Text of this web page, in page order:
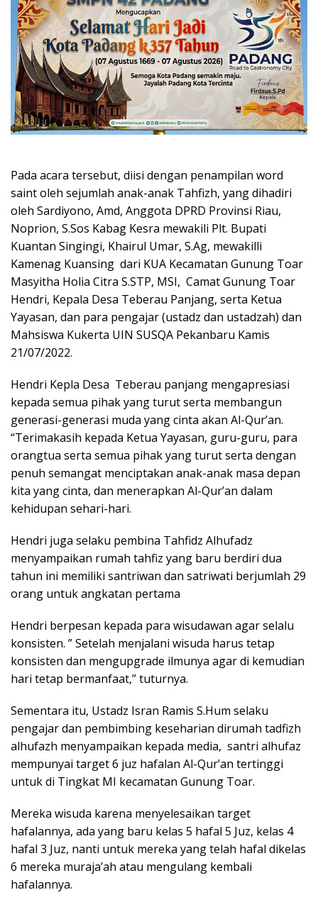
Pada acara tersebut, diisi dengan penampilan word
saint oleh sejumlah anak-anak Tahfizh, yang dihadiri
oleh Sardiyono, Amd, Anggota DPRD Provinsi Riau,
Noprion, S.Sos Kabag Kesra mewakili Plt. Bupati
Kuantan Singingi, Khairul Umar, S.Ag, mewakilli
Kamenag Kuansing dari KUA Kecamatan Gunung Toar
Masyitha Holia Citra S.STP, MSI, Camat Gunung Toar
Hendri, Kepala Desa Teberau Panjang, serta Ketua
Yayasan, dan para pengajar (ustadz dan ustadzah) dan
Mahsiswa Kukerta UIN SUSQA Pekanbaru Kamis
21/07/2022.
Hendri Kepla Desa Teberau panjang mengapresiasi
kepada semua pihak yang turut serta membangun
generasi-generasi muda yang cinta akan Al-Qur’an.
“Terimakasih kepada Ketua Yayasan, guru-guru, para
orangtua serta semua pihak yang turut serta dengan
penuh semangat menciptakan anak-anak masa depan
kita yang cinta, dan menerapkan Al-Qur’an dalam
kehidupan sehari-hari.
Hendri juga selaku pembina Tahfidz Alhufadz
menyampaikan rumah tahfiz yang baru berdiri dua
tahun ini memiliki santriwan dan satriwati berjumlah 29
orang untuk angkatan pertama
Hendri berpesan kepada para wisudawan agar selalu
konsisten. ” Setelah menjalani wisuda harus tetap
konsisten dan mengupgrade ilmunya agar di kemudian
hari tetap bermanfaat,” tuturnya.
Sementara itu, Ustadz Isran Ramis S.Hum selaku
pengajar dan pembimbing keseharian dirumah tadfizh
alhufazh menyampaikan kepada media, santri alhufaz
mempunyai target 6 juz hafalan Al-Qur’an tertinggi
untuk di Tingkat MI kecamatan Gunung Toar.
Mereka wisuda karena menyelesaikan target
hafalannya, ada yang baru kelas 5 hafal 5 Juz, kelas 4
hafal 3 Juz, nanti untuk mereka yang telah hafal dikelas
6 mereka muraja’ah atau mengulang kembali
hafalannya.